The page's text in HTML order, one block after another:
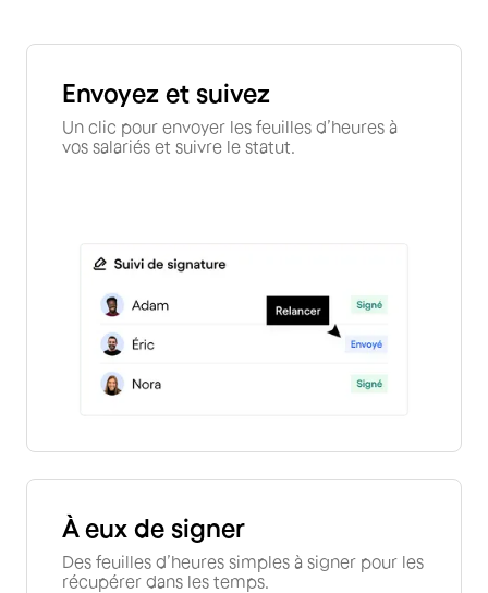
Envoyez et suivez
Un clic pour envoyer les feuilles d’heures à
vos salariés et suivre le statut.
À eux de signer
Des feuilles d’heures simples à signer pour les
récupérer dans les temps.